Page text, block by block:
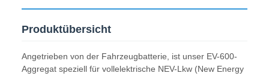
Produktübersicht
Angetrieben von der Fahrzeugbatterie, ist unser EV-600-
Aggregat speziell für vollelektrische NEV-Lkw (New Energy